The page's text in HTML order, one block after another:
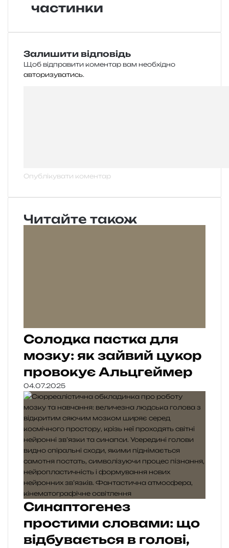
частинки
Залишити відповідь
Щоб відправити коментар вам необхідно
авторизуватись.
Читайте також
Солодка пастка для
мозку: як зайвий цукор
провокує Альцгеймер
04.07.2025
Синаптогенез
простими словами: що
відбувається в голові,